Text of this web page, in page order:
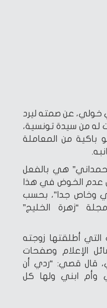
خولي، عن صمته ليرد
له من سيدة تونسية،
باكية من المعاملة
هي بالفعل
عدم الخوض في هذا
وخاص جدا”، بحسب
“زهرة الخليج”
أطلقتها زوجته
الإعلام وصفحات
قال قصي: “ردي أن
ابني ولها كل